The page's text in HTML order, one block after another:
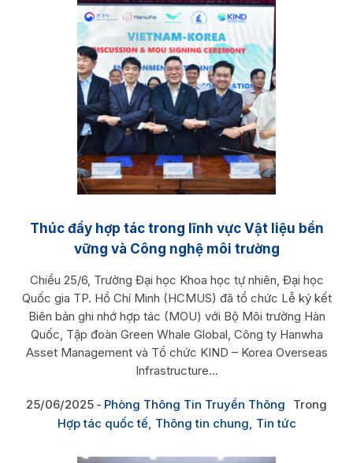
Thúc đẩy hợp tác trong lĩnh vực Vật liệu bền
vững và Công nghệ môi trường
Chiều 25/6, Trường Đại học Khoa học tự nhiên, Đại học
Quốc gia TP. Hồ Chí Minh (HCMUS) đã tổ chức Lễ ký kết
Biên bản ghi nhớ hợp tác (MOU) với Bộ Môi trường Hàn
Quốc, Tập đoàn Green Whale Global, Công ty Hanwha
Asset Management và Tổ chức KIND – Korea Overseas
Infrastructure...
25/06/2025 Phòng Thông Tin Truyền Thông
Trong
Hợp tác quốc tế, Thông tin chung, Tin tức